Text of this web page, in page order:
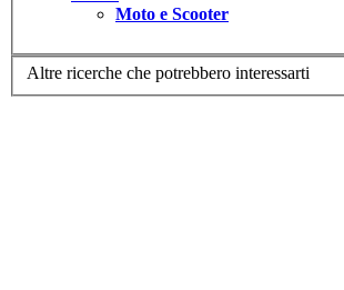
Moto e Scooter
Altre ricerche che potrebbero interessarti